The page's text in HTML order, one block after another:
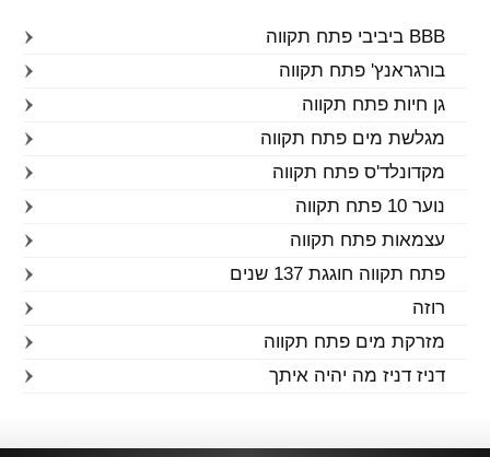
BBB ביביבי פתח תקווה
בורגראנץ' פתח תקווה
גן חיות פתח תקווה
מגלשת מים פתח תקווה
מקדונלד'ס פתח תקווה
נוער 10 פתח תקווה
עצמאות פתח תקווה
פתח תקווה חוגגת 137 שנים
רוזה
מזרקת מים פתח תקווה
דניז דניז מה יהיה איתך